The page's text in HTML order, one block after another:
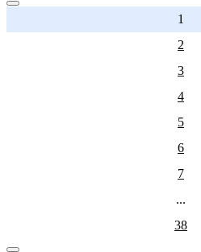
1
2
3
4
5
6
7
...
38